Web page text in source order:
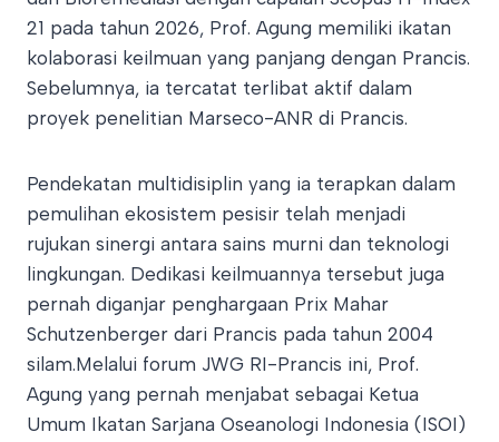
21 pada tahun 2026, Prof. Agung memiliki ikatan
kolaborasi keilmuan yang panjang dengan Prancis.​
Sebelumnya, ia tercatat terlibat aktif dalam
proyek penelitian Marseco-ANR di Prancis.
Pendekatan multidisiplin yang ia terapkan dalam
pemulihan ekosistem pesisir telah menjadi
rujukan sinergi antara sains murni dan teknologi
lingkungan. Dedikasi keilmuannya tersebut juga
pernah diganjar penghargaan Prix Mahar
Schutzenberger dari Prancis pada tahun 2004
silam.​Melalui forum JWG RI-Prancis ini, Prof.
Agung yang pernah menjabat sebagai Ketua
Umum Ikatan Sarjana Oseanologi Indonesia (ISOI)